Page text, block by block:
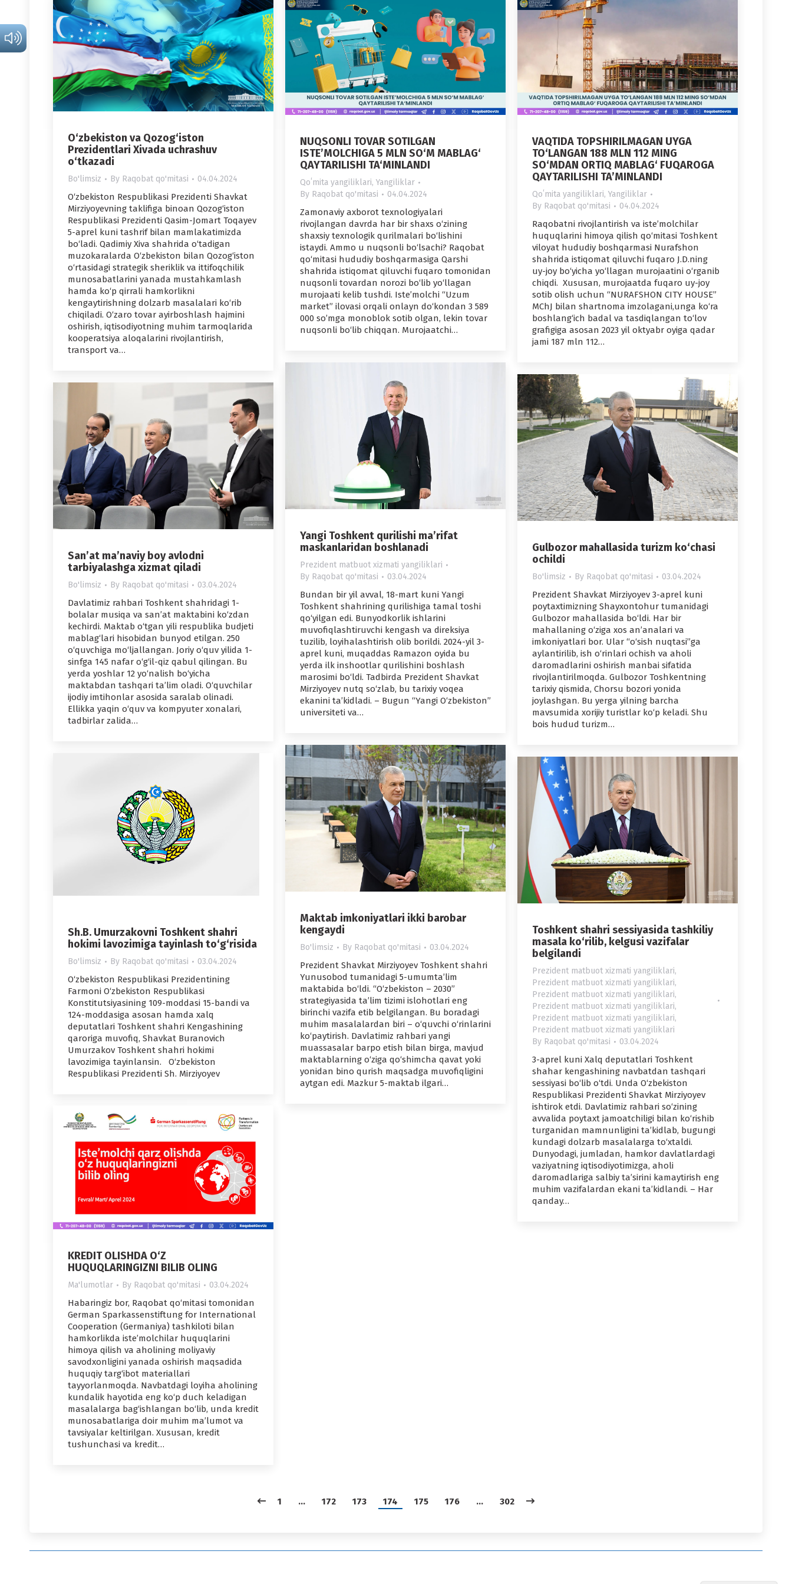
O‘zbekiston va Qozog‘iston
Prezidentlari Xivada uchrashuv
o‘tkazadi
Bo'limsiz By Raqobat qo'mitasi 04.04.2024
O‘zbekiston Respublikasi Prezidenti Shavkat
Mirziyoyevning taklifiga binoan Qozog‘iston
Respublikasi Prezidenti Qasim-Jomart Toqayev
5-aprel kuni tashrif bilan mamlakatimizda
bo‘ladi. Qadimiy Xiva shahrida o‘tadigan
muzokaralarda O‘zbekiston bilan Qozog‘iston
o‘rtasidagi strategik sheriklik va ittifoqchilik
munosabatlarini yanada mustahkamlash
hamda ko‘p qirrali hamkorlikni
kengaytirishning dolzarb masalalari ko‘rib
chiqiladi. O‘zaro tovar ayirboshlash hajmini
oshirish, iqtisodiyotning muhim tarmoqlarida
kooperatsiya aloqalarini rivojlantirish,
transport va…
NUQSONLI TOVAR SOTILGAN
ISTE’MOLCHIGA 5 MLN SO‘M MABLAG‘
QAYTARILISHI TA‘MINLANDI
Qoʻmita yangiliklari, Yangiliklar
By Raqobat qo'mitasi 04.04.2024
Zamonaviy axborot texnologiyalari
rivojlangan davrda har bir shaxs o‘zining
shaxsiy texnologik qurilmalari bo‘lishini
istaydi. Ammo u nuqsonli bo‘lsachi? Raqobat
qo‘mitasi hududiy boshqarmasiga Qarshi
shahrida istiqomat qiluvchi fuqaro tomonidan
nuqsonli tovardan norozi bo‘lib yo‘llagan
murojaati kelib tushdi. Iste’molchi “Uzum
market” ilovasi orqali onlayn do‘kondan 3 589
000 so’mga monoblok sotib olgan, lekin tovar
nuqsonli bo‘lib chiqqan. Murojaatchi…
VAQTIDA TOPSHIRILMAGAN UYGA
TO‘LANGAN 188 MLN 112 MING
SO‘MDAN ORTIQ MABLAG‘ FUQAROGA
QAYTARILISHI TA’MINLANDI
Qoʻmita yangiliklari, Yangiliklar
By Raqobat qo'mitasi 04.04.2024
Raqobatni rivojlantirish va iste’molchilar
huquqlarini himoya qilish qo‘mitasi Toshkent
viloyat hududiy boshqarmasi Nurafshon
shahrida istiqomat qiluvchi fuqaro J.D.ning
uy-joy bo‘yicha yo‘llagan murojaatini o‘rganib
chiqdi. Xususan, murojaatda fuqaro uy-joy
sotib olish uchun “NURAFSHON CITY HOUSE”
MChJ bilan shartnoma imzolagani,unga ko‘ra
boshlang‘ich badal va tasdiqlangan to‘lov
grafigiga asosan 2023 yil oktyabr oyiga qadar
jami 187 mln 112…
Yangi Toshkent qurilishi ma’rifat
maskanlaridan boshlanadi
Prezident matbuot xizmati yangiliklari
By Raqobat qo'mitasi 03.04.2024
Bundan bir yil avval, 18-mart kuni Yangi
Toshkent shahrining qurilishiga tamal toshi
qo‘yilgan edi. Bunyodkorlik ishlarini
muvofiqlashtiruvchi kengash va direksiya
tuzilib, loyihalashtirish olib borildi. 2024-yil 3-
aprel kuni, muqaddas Ramazon oyida bu
yerda ilk inshootlar qurilishini boshlash
marosimi bo‘ldi. Tadbirda Prezident Shavkat
Mirziyoyev nutq so‘zlab, bu tarixiy voqea
ekanini ta’kidladi. – Bugun “Yangi O‘zbekiston”
universiteti va…
Gulbozor mahallasida turizm ko‘chasi
ochildi
Bo'limsiz By Raqobat qo'mitasi 03.04.2024
Prezident Shavkat Mirziyoyev 3-aprel kuni
poytaxtimizning Shayxontohur tumanidagi
Gulbozor mahallasida bo‘ldi. Har bir
mahallaning o‘ziga xos an’analari va
imkoniyatlari bor. Ular “o‘sish nuqtasi”ga
aylantirilib, ish o‘rinlari ochish va aholi
daromadlarini oshirish manbai sifatida
rivojlantirilmoqda. Gulbozor Toshkentning
tarixiy qismida, Chorsu bozori yonida
joylashgan. Bu yerga yilning barcha
mavsumida xorijiy turistlar ko‘p keladi. Shu
bois hudud turizm…
San’at ma’naviy boy avlodni
tarbiyalashga xizmat qiladi
Bo'limsiz By Raqobat qo'mitasi 03.04.2024
Davlatimiz rahbari Toshkent shahridagi 1-
bolalar musiqa va san’at maktabini ko‘zdan
kechirdi. Maktab o‘tgan yili respublika budjeti
mablag‘lari hisobidan bunyod etilgan. 250
o‘quvchiga mo‘ljallangan. Joriy o‘quv yilida 1-
sinfga 145 nafar o‘g‘il-qiz qabul qilingan. Bu
yerda yoshlar 12 yo‘nalish bo‘yicha
maktabdan tashqari ta’lim oladi. O‘quvchilar
ijodiy imtihonlar asosida saralab olinadi.
Ellikka yaqin o‘quv va kompyuter xonalari,
tadbirlar zalida…
Maktab imkoniyatlari ikki barobar
kengaydi
Bo'limsiz By Raqobat qo'mitasi 03.04.2024
Prezident Shavkat Mirziyoyev Toshkent shahri
Yunusobod tumanidagi 5-umumta’lim
maktabida bo‘ldi. “O‘zbekiston – 2030”
strategiyasida ta’lim tizimi islohotlari eng
birinchi vazifa etib belgilangan. Bu boradagi
muhim masalalardan biri – o‘quvchi o‘rinlarini
ko‘paytirish. Davlatimiz rahbari yangi
muassasalar barpo etish bilan birga, mavjud
maktablarning o‘ziga qo‘shimcha qavat yoki
yonidan bino qurish maqsadga muvofiqligini
aytgan edi. Mazkur 5-maktab ilgari…
Sh.B. Umurzakovni Toshkent shahri
hokimi lavozimiga tayinlash to‘g‘risida
Bo'limsiz By Raqobat qo'mitasi 03.04.2024
O‘zbekiston Respublikasi Prezidentining
Farmoni O‘zbekiston Respublikasi
Konstitutsiyasining 109-moddasi 15-bandi va
124-moddasiga asosan hamda xalq
deputatlari Toshkent shahri Kengashining
qaroriga muvofiq, Shavkat Buranovich
Umurzakov Toshkent shahri hokimi
lavozimiga tayinlansin. O‘zbekiston
Respublikasi Prezidenti Sh. Mirziyoyev
Toshkent shahri sessiyasida tashkiliy
masala ko‘rilib, kelgusi vazifalar
belgilandi
Prezident matbuot xizmati yangiliklari,
Prezident matbuot xizmati yangiliklari,
Prezident matbuot xizmati yangiliklari,
Prezident matbuot xizmati yangiliklari,
Prezident matbuot xizmati yangiliklari,
Prezident matbuot xizmati yangiliklari
By Raqobat qo'mitasi 03.04.2024
3-aprel kuni Xalq deputatlari Toshkent
shahar kengashining navbatdan tashqari
sessiyasi bo‘lib o‘tdi. Unda O‘zbekiston
Respublikasi Prezidenti Shavkat Mirziyoyev
ishtirok etdi. Davlatimiz rahbari so‘zining
avvalida poytaxt jamoatchiligi bilan ko‘rishib
turganidan mamnunligini ta’kidlab, bugungi
kundagi dolzarb masalalarga to‘xtaldi.
Dunyodagi, jumladan, hamkor davlatlardagi
vaziyatning iqtisodiyotimizga, aholi
daromadlariga salbiy ta’sirini kamaytirish eng
muhim vazifalardan ekani ta’kidlandi. – Har
qanday…
KREDIT OLISHDA O‘Z
HUQUQLARINGIZNI BILIB OLING
Ma'lumotlar By Raqobat qo'mitasi 03.04.2024
Habaringiz bor, Raqobat qo‘mitasi tomonidan
German Sparkassenstiftung for International
Cooperation (Germaniya) tashkiloti bilan
hamkorlikda iste’molchilar huquqlarini
himoya qilish va aholining moliyaviy
savodxonligini yanada oshirish maqsadida
huquqiy targ‘ibot materiallari
tayyorlanmoqda. Navbatdagi loyiha aholining
kundalik hayotida eng ko‘p duch keladigan
masalalarga bag‘ishlangan bo‘lib, unda kredit
munosabatlariga doir muhim ma’lumot va
tavsiyalar keltirilgan. Xususan, kredit
tushunchasi va kredit…
1 … 172 173 174 175 176 … 302